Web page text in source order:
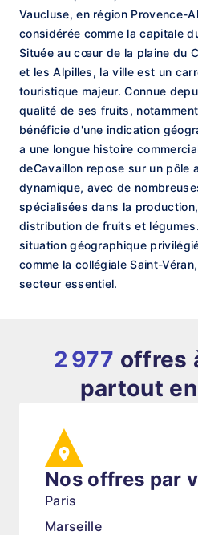
Vaucluse, en région Provence-
considérée comme la capitale
Située au cœur de la plaine du
et les Alpilles, la ville est un
touristique majeur. Connue
qualité de ses fruits,
bénéficie d'une indication
a une longue histoire
deCavaillon repose sur un pôle
dynamique, avec de
spécialisées dans la
distribution de fruits et
situation géographique
comme la collégiale Saint-
secteur essentiel.
2 977 offres
partout
Nos offres par
Paris
Marseille